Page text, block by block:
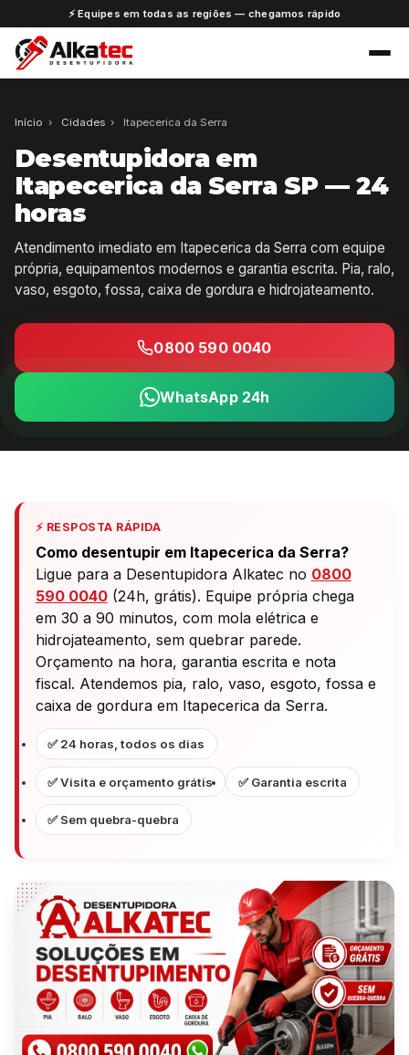
⚡ Equipes em todas as regiões — chegamos rápido
Início › Cidades › Itapecerica da Serra
Desentupidora em
Itapecerica da Serra SP — 24
horas
Atendimento imediato em Itapecerica da Serra com equipe
própria, equipamentos modernos e garantia escrita. Pia, ralo,
vaso, esgoto, fossa, caixa de gordura e hidrojateamento.
0800 590 0040
WhatsApp 24h
⚡ RESPOSTA RÁPIDA
Como desentupir em Itapecerica da Serra?
Ligue para a Desentupidora Alkatec no 0800
590 0040(24h, grátis). Equipe própria chega
em 30 a 90 minutos, com mola elétrica e
hidrojateamento, sem quebrar parede.
Orçamento na hora, garantia escrita e nota
fiscal. Atendemos pia, ralo, vaso, esgoto, fossa e
caixa de gordura em Itapecerica da Serra.
✅ 24 horas, todos os dias
✅ Visita e orçamento grátis ✅ Garantia escrita
✅ Sem quebra-quebra